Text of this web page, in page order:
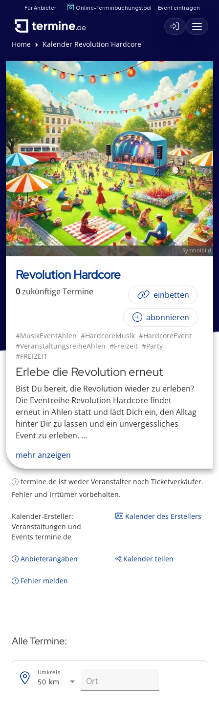
Für Anbieter Online-Terminbuchungstool Event eintragen
Home Kalender Revolution Hardcore
Symbolbild
Revolution Hardcore
0zukünftigeTermine einbetten
abonnieren
#MusikEventAhlen #HardcoreMusik #HardcoreEvent
#VeranstaltungsreiheAhlen #Freizeit #Party
#FREIZEIT
Erlebe die Revolution erneut
Bist Du bereit, die Revolution wieder zu erleben?
Die Eventreihe Revolution Hardcore findet
erneut in Ahlen statt und lädt Dich ein, den Alltag
hinter Dir zu lassen und ein unvergessliches
Event zu erleben. ...
mehr anzeigen
termine.de ist weder Veranstalter noch Ticketverkäufer.
Fehler und Irrtümer vorbehalten.
Kalender-Ersteller:
Veranstaltungen und
Events termine.de
Kalender des Erstellers
Anbieterangaben Kalender teilen
Fehler melden
Alle Termine:
50 km
Umkreis